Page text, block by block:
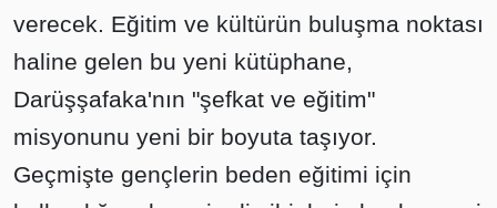
verecek. Eğitim ve kültürün buluşma noktası
haline gelen bu yeni kütüphane,
Darüşşafaka'nın "şefkat ve eğitim"
misyonunu yeni bir boyuta taşıyor.
Geçmişte gençlerin beden eğitimi için